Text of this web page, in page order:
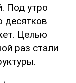
Под утро
десятков
Целью
раз стали